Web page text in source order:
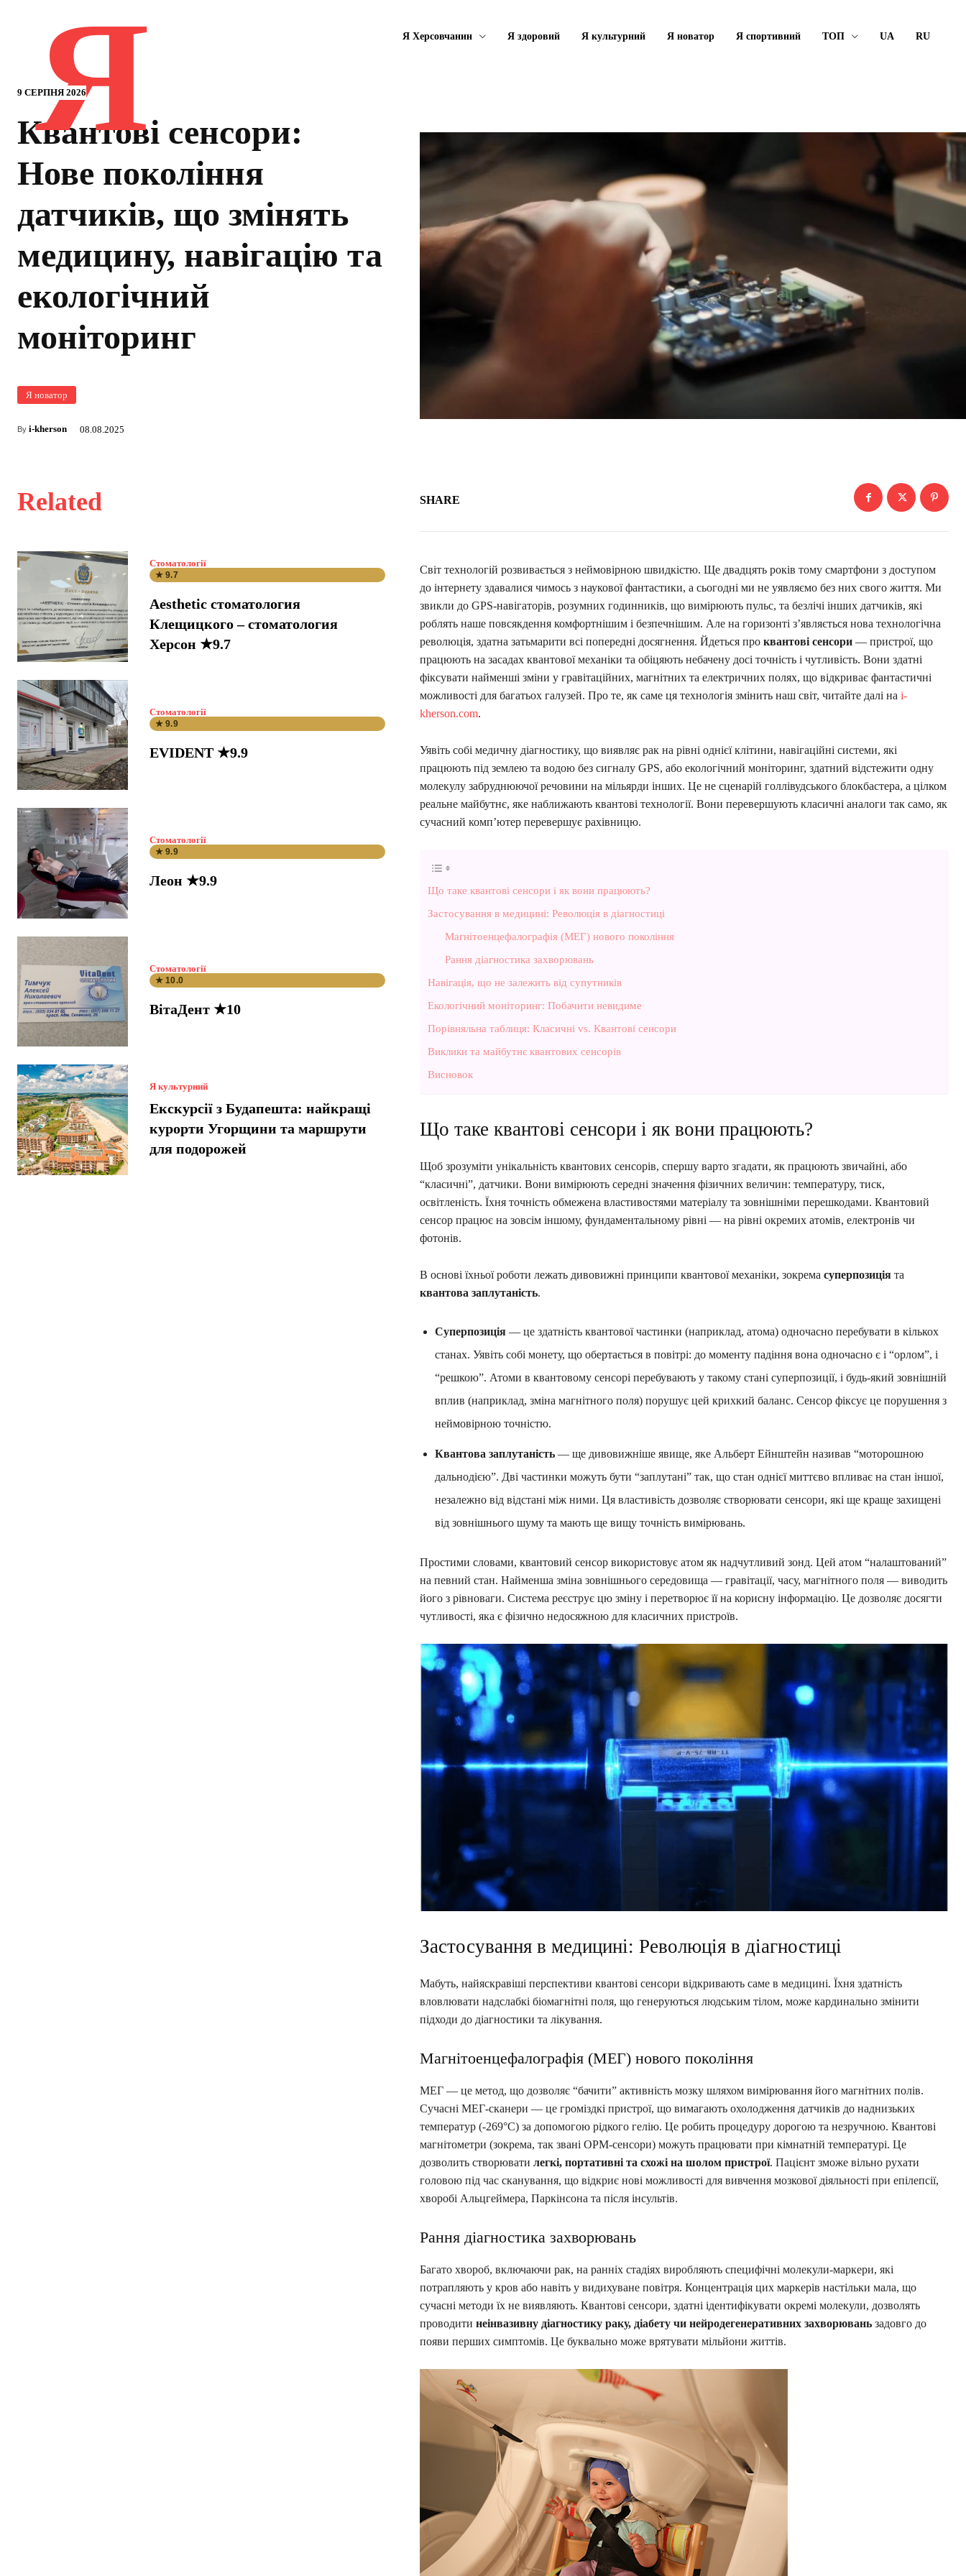
9 СЕРПНЯ 2026
Я Я Херсовчанин Я здоровий Я культурний Я новатор Я спортивний ТОП UA RU
Квантові сенсори:
Нове покоління
датчиків, що змінять
медицину, навігацію та
екологічний
моніторинг
Я новатор
By i-kherson 08.08.2025
Related
Стоматології
★ 9.7
Aesthetic стоматология
Клещицкого – стоматология
Херсон ★9.7
Стоматології
★ 9.9
EVIDENT ★9.9
Стоматології
★ 9.9
Леон ★9.9
Стоматології
★ 10.0
ВітаДент ★10
Я культурний
Екскурсії з Будапешта: найкращі
курорти Угорщини та маршрути
для подорожей
SHARE
Світ технологій розвивається з неймовірною швидкістю. Ще двадцять років тому смартфони з доступом
до інтернету здавалися чимось з наукової фантастики, а сьогодні ми не уявляємо без них свого життя. Ми
звикли до GPS-навігаторів, розумних годинників, що вимірюють пульс, та безлічі інших датчиків, які
роблять наше повсякдення комфортнішим і безпечнішим. Але на горизонті з’являється нова технологічна
революція, здатна затьмарити всі попередні досягнення. Йдеться про квантові сенсори — пристрої, що
працюють на засадах квантової механіки та обіцяють небачену досі точність і чутливість. Вони здатні
фіксувати найменші зміни у гравітаційних, магнітних та електричних полях, що відкриває фантастичні
можливості для багатьох галузей. Про те, як саме ця технологія змінить наш світ, читайте далі на i-
kherson.com.
Уявіть собі медичну діагностику, що виявляє рак на рівні однієї клітини, навігаційні системи, які
працюють під землею та водою без сигналу GPS, або екологічний моніторинг, здатний відстежити одну
молекулу забруднюючої речовини на мільярди інших. Це не сценарій голлівудського блокбастера, а цілком
реальне майбутнє, яке наближають квантові технології. Вони перевершують класичні аналоги так само, як
сучасний комп’ютер перевершує рахівницю.
Що таке квантові сенсори і як вони працюють?
Застосування в медицині: Революція в діагностиці
Магнітоенцефалографія (МЕГ) нового покоління
Рання діагностика захворювань
Навігація, що не залежить від супутників
Екологічний моніторинг: Побачити невидиме
Порівняльна таблиця: Класичні vs. Квантові сенсори
Виклики та майбутнє квантових сенсорів
Висновок
Що таке квантові сенсори і як вони працюють?
Щоб зрозуміти унікальність квантових сенсорів, спершу варто згадати, як працюють звичайні, або
“класичні”, датчики. Вони вимірюють середні значення фізичних величин: температуру, тиск,
освітленість. Їхня точність обмежена властивостями матеріалу та зовнішніми перешкодами. Квантовий
сенсор працює на зовсім іншому, фундаментальному рівні — на рівні окремих атомів, електронів чи
фотонів.
В основі їхньої роботи лежать дивовижні принципи квантової механіки, зокрема суперпозиція та
квантова заплутаність.
Суперпозиція — це здатність квантової частинки (наприклад, атома) одночасно перебувати в кількох
станах. Уявіть собі монету, що обертається в повітрі: до моменту падіння вона одночасно є і “орлом”, і
“решкою”. Атоми в квантовому сенсорі перебувають у такому стані суперпозиції, і будь-який зовнішній
вплив (наприклад, зміна магнітного поля) порушує цей крихкий баланс. Сенсор фіксує це порушення з
неймовірною точністю.
Квантова заплутаність — ще дивовижніше явище, яке Альберт Ейнштейн називав “моторошною
дальнодією”. Дві частинки можуть бути “заплутані” так, що стан однієї миттєво впливає на стан іншої,
незалежно від відстані між ними. Ця властивість дозволяє створювати сенсори, які ще краще захищені
від зовнішнього шуму та мають ще вищу точність вимірювань.
Простими словами, квантовий сенсор використовує атом як надчутливий зонд. Цей атом “налаштований”
на певний стан. Найменша зміна зовнішнього середовища — гравітації, часу, магнітного поля — виводить
його з рівноваги. Система реєструє цю зміну і перетворює її на корисну інформацію. Це дозволяє досягти
чутливості, яка є фізично недосяжною для класичних пристроїв.
Застосування в медицині: Революція в діагностиці
Мабуть, найяскравіші перспективи квантові сенсори відкривають саме в медицині. Їхня здатність
вловлювати надслабкі біомагнітні поля, що генеруються людським тілом, може кардинально змінити
підходи до діагностики та лікування.
Магнітоенцефалографія (МЕГ) нового покоління
МЕГ — це метод, що дозволяє “бачити” активність мозку шляхом вимірювання його магнітних полів.
Сучасні МЕГ-сканери — це громіздкі пристрої, що вимагають охолодження датчиків до наднизьких
температур (-269°C) за допомогою рідкого гелію. Це робить процедуру дорогою та незручною. Квантові
магнітометри (зокрема, так звані OPM-сенсори) можуть працювати при кімнатній температурі. Це
дозволить створювати легкі, портативні та схожі на шолом пристрої. Пацієнт зможе вільно рухати
головою під час сканування, що відкриє нові можливості для вивчення мозкової діяльності при епілепсії,
хворобі Альцгеймера, Паркінсона та після інсультів.
Рання діагностика захворювань
Багато хвороб, включаючи рак, на ранніх стадіях виробляють специфічні молекули-маркери, які
потрапляють у кров або навіть у видихуване повітря. Концентрація цих маркерів настільки мала, що
сучасні методи їх не виявляють. Квантові сенсори, здатні ідентифікувати окремі молекули, дозволять
проводити неінвазивну діагностику раку, діабету чи нейродегенеративних захворювань задовго до
появи перших симптомів. Це буквально може врятувати мільйони життів.